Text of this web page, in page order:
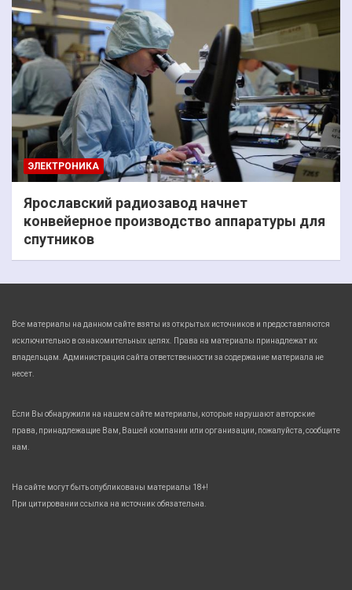
ЭЛЕКТРОНИКА
Ярославский радиозавод начнет
конвейерное производство аппаратуры для
спутников
Все материалы на данном сайте взяты из открытых источников и предоставляются
исключительно в ознакомительных целях. Права на материалы принадлежат их
владельцам. Администрация сайта ответственности за содержание материала не
несет.
Если Вы обнаружили на нашем сайте материалы, которые нарушают авторские
права, принадлежащие Вам, Вашей компании или организации, пожалуйста, сообщите
нам.
На сайте могут быть опубликованы материалы 18+!
При цитировании ссылка на источник обязательна.